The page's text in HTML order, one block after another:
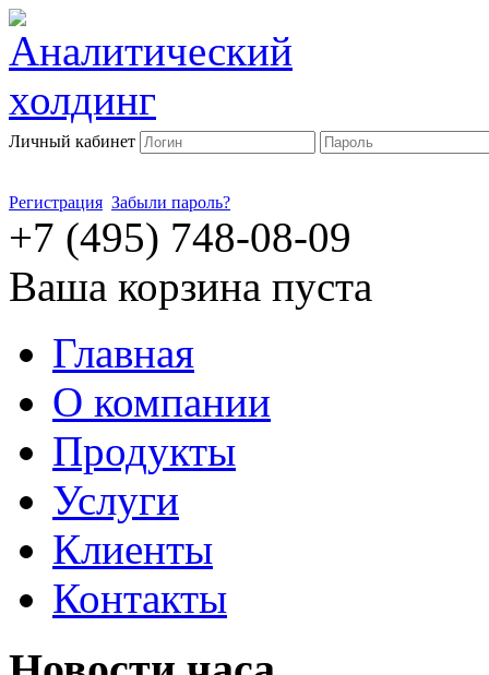
Личный кабинет
Регистрация Забыли пароль?
+7 (495) 748-08-09
Ваша корзина пуста
Главная
О компании
Продукты
Услуги
Клиенты
Контакты